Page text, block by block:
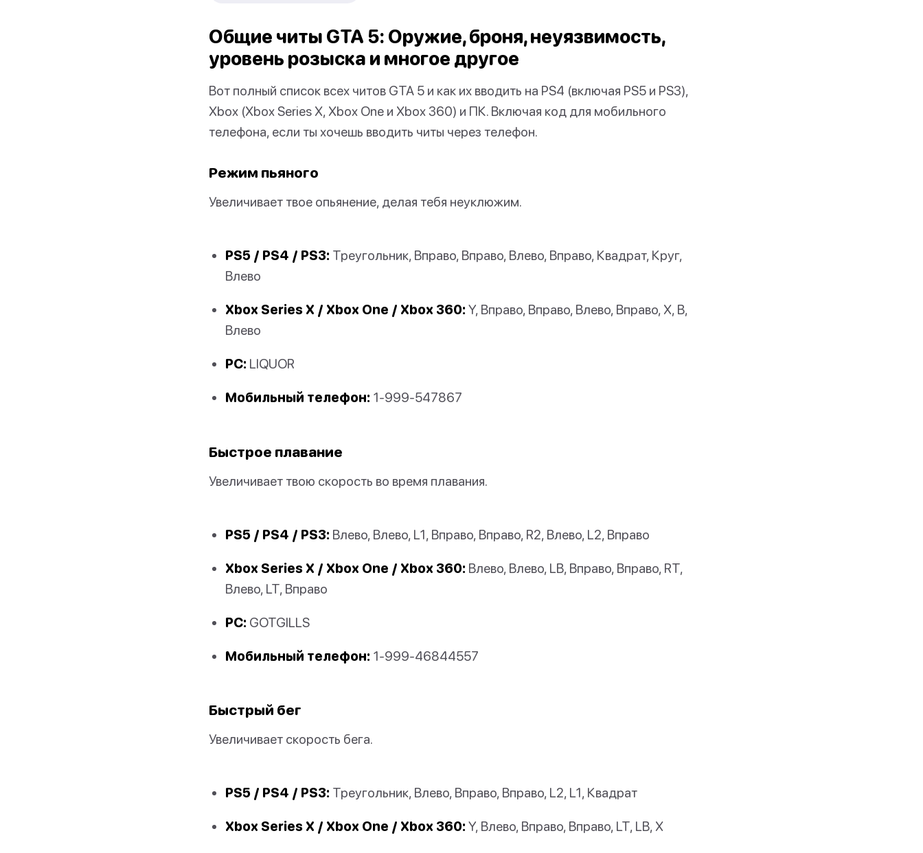
Общие читы GTA 5: Оружие, броня, неуязвимость,
уровень розыска и многое другое
Вот полный список всех читов GTA 5 и как их вводить на PS4 (включая PS5 и PS3),
Xbox (Xbox Series X, Xbox One и Xbox 360) и ПК. Включая код для мобильного
телефона, если ты хочешь вводить читы через телефон.
Режим пьяного
Увеличивает твое опьянение, делая тебя неуклюжим.
PS5 / PS4 / PS3: Треугольник, Вправо, Вправо, Влево, Вправо, Квадрат, Круг,
Влево
Xbox Series X / Xbox One / Xbox 360: Y, Вправо, Вправо, Влево, Вправо, X, B,
Влево
PC: LIQUOR
Мобильный телефон: 1-999-547867
Быстрое плавание
Увеличивает твою скорость во время плавания.
PS5 / PS4 / PS3: Влево, Влево, L1, Вправо, Вправо, R2, Влево, L2, Вправо
Xbox Series X / Xbox One / Xbox 360: Влево, Влево, LB, Вправо, Вправо, RT,
Влево, LT, Вправо
PC: GOTGILLS
Мобильный телефон: 1-999-46844557
Быстрый бег
Увеличивает скорость бега.
PS5 / PS4 / PS3: Треугольник, Влево, Вправо, Вправо, L2, L1, Квадрат
Xbox Series X / Xbox One / Xbox 360: Y, Влево, Вправо, Вправо, LT, LB, X